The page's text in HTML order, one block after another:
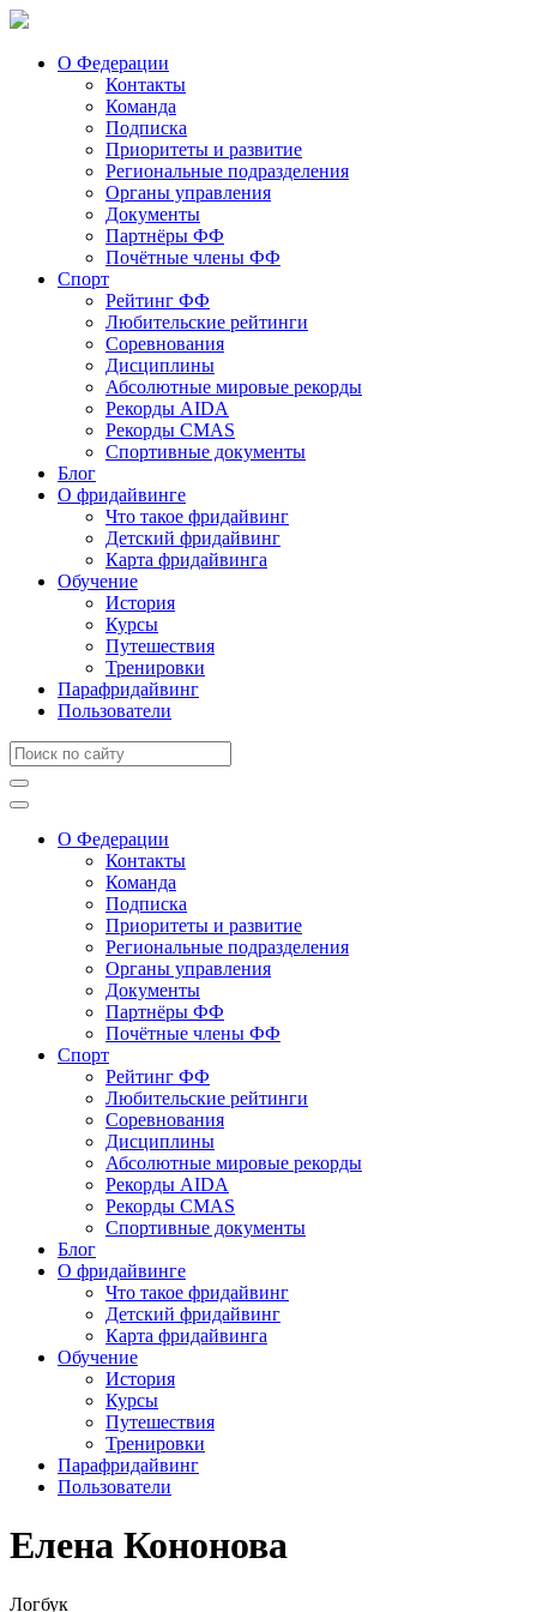
О Федерации
Контакты
Команда
Подписка
Приоритеты и развитие
Региональные подразделения
Органы управления
Документы
Партнёры ФФ
Почётные члены ФФ
Спорт
Рейтинг ФФ
Любительские рейтинги
Соревнования
Дисциплины
Абсолютные мировые рекорды
Рекорды AIDA
Рекорды CMAS
Спортивные документы
Блог
О фридайвинге
Что такое фридайвинг
Детский фридайвинг
Карта фридайвинга
Обучение
История
Курсы
Путешествия
Тренировки
Парафридайвинг
Пользователи
О Федерации
Контакты
Команда
Подписка
Приоритеты и развитие
Региональные подразделения
Органы управления
Документы
Партнёры ФФ
Почётные члены ФФ
Спорт
Рейтинг ФФ
Любительские рейтинги
Соревнования
Дисциплины
Абсолютные мировые рекорды
Рекорды AIDA
Рекорды CMAS
Спортивные документы
Блог
О фридайвинге
Что такое фридайвинг
Детский фридайвинг
Карта фридайвинга
Обучение
История
Курсы
Путешествия
Тренировки
Парафридайвинг
Пользователи
Елена Кононова
Логбук